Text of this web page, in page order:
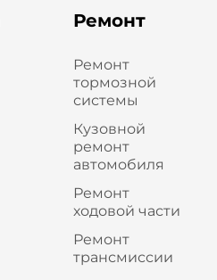
Ремонт
Ремонт
тормозной
системы
Кузовной
ремонт
автомобиля
Ремонт
ходовой части
Ремонт
трансмиссии